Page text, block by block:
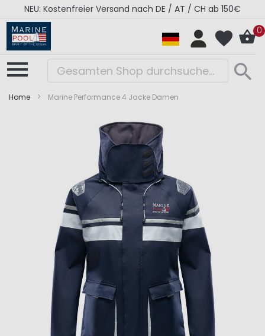
NEU: Kostenfreier Versand nach DE / AT / CH ab 150€
0
Home Marine Performance 4 Jacke Damen